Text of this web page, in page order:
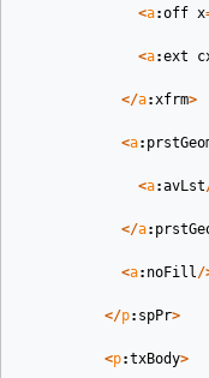
<a:off x
<a:ext
</a:xfrm>
<a:
<a:avLst
</a:
<a: noFill/
</p: spPr>
<p:txBody>